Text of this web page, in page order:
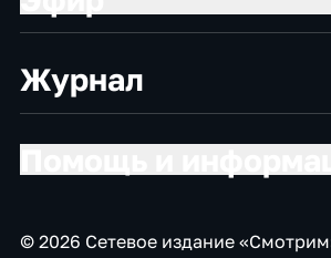
Журнал
© 2026 Сетевое издание